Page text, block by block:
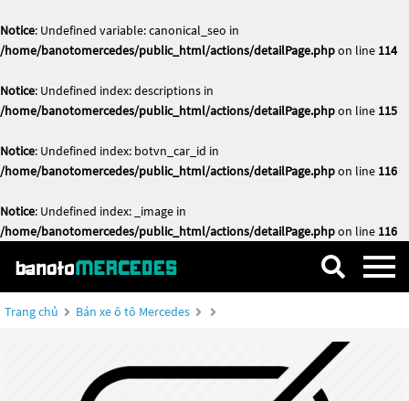
Notice: Undefined variable: canonical_seo in
/home/banotomercedes/public_html/actions/detailPage.phpon line 114
Notice: Undefined index: descriptions in
/home/banotomercedes/public_html/actions/detailPage.phpon line 115
Notice: Undefined index: botvn_car_id in
/home/banotomercedes/public_html/actions/detailPage.phpon line 116
Notice: Undefined index: _image in
/home/banotomercedes/public_html/actions/detailPage.phpon line 116
Trang chủ Bán xe ô tô Mercedes